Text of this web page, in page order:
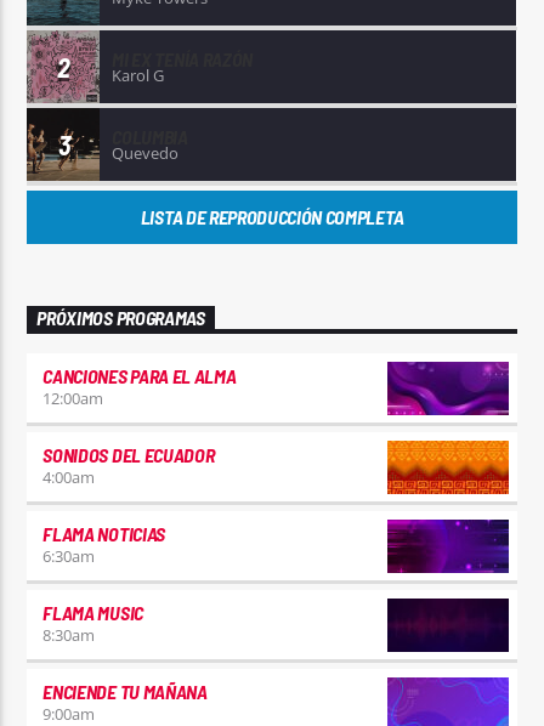
2 Karol G
3 Quevedo
LISTA DE REPRODUCCIÓN COMPLETA
PRÓXIMOS PROGRAMAS
CANCIONES PARA EL ALMA
12:00am
SONIDOS DEL ECUADOR
4:00am
FLAMA NOTICIAS
6:30am
FLAMA MUSIC
8:30am
ENCIENDE TU MAÑANA
9:00am